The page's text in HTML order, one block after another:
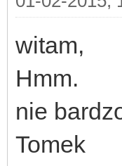
witam,
Hmm.
nie
Tomek